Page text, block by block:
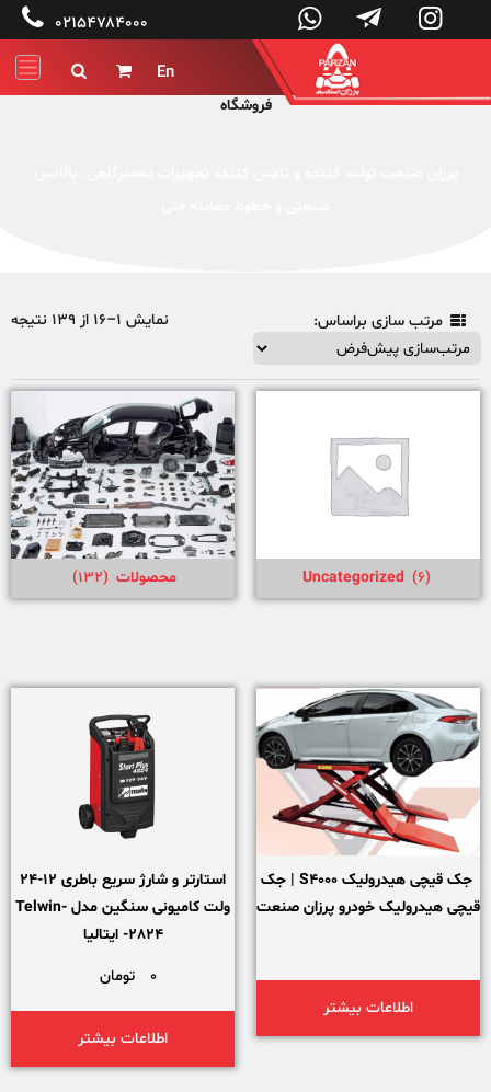



 ۰۲۱۵۴۷۸۴۰۰۰
En


فروشگاه
نمایش 1–16 از 139 نتیجه  مرتب سازی براساس:
Uncategorized (6) محصولات (132)
جک قیچی هیدرولیک S4000 | جک
قیچی هیدرولیک خودرو پرزان صنعت
اطلاعات بیشتر
استارتر و شارژ سریع باطری 12-24
ولت کامیونی سنگین مدل Telwin-
2824- ایتالیا
0
تومان
اطلاعات بیشتر